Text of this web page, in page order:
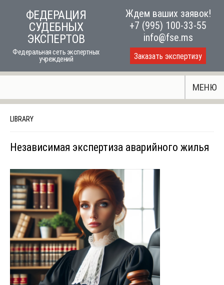
ФЕДЕРАЦИЯ
СУДЕБНЫХ
ЭКСПЕРТОВ
Федеральная сеть экспертных
учреждений
Ждем ваших заявок!
+7 (995) 100-33-55
info@fse.ms
Заказать экспертизу
МЕНЮ
LIBRARY
Независимая экспертиза аварийного жилья